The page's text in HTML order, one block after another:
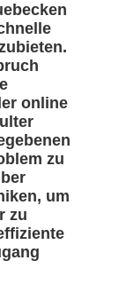
online
zu
um
zu